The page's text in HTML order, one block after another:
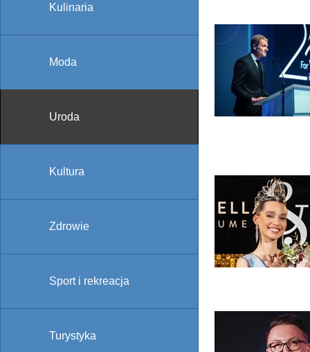
Kulinaria
Moda
Uroda
Kultura
Zdrowie
Sport i rekreacja
Turystyka